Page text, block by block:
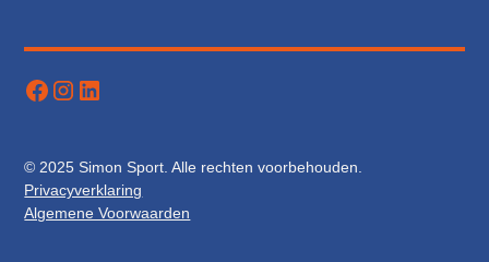
© 2025 Simon Sport. Alle rechten voorbehouden.
Privacyverklaring
Algemene Voorwaarden